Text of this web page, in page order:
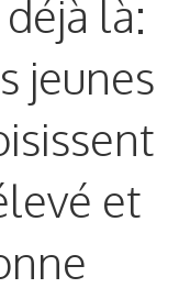
là:
jeunes
et